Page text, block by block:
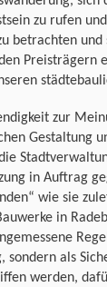
zu rufen
betrachten und
Preisträgern
zur
Gestaltung
in Auftrag
wie sie
in
sondern als
werden,